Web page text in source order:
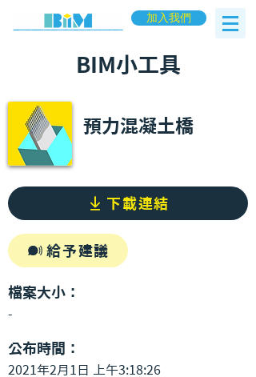
加入我們
BIM小工具
預力混凝土橋
下載連結
給予建議
檔案大小：
-
公布時間：
2021年2月1日 上午3:18:26